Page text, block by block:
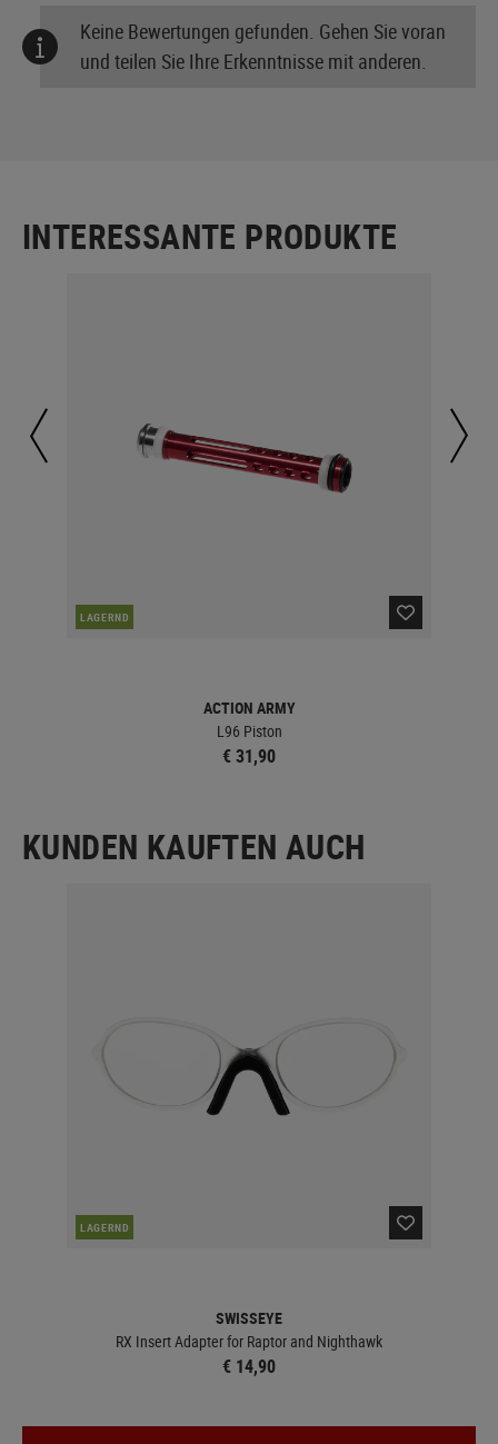
Keine Bewertungen gefunden. Gehen Sie voran
und teilen Sie Ihre Erkenntnisse mit anderen.
INTERESSANTE PRODUKTE
LAGERND
ACTION ARMY
L96 Piston
€ 31,90
KUNDEN KAUFTEN AUCH
LAGERND
SWISSEYE
RX Insert Adapter for Raptor and Nighthawk
€ 14,90